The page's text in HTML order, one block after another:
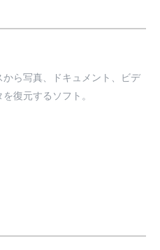
から写真、ドキュメント、ビデ
復元するソフト。